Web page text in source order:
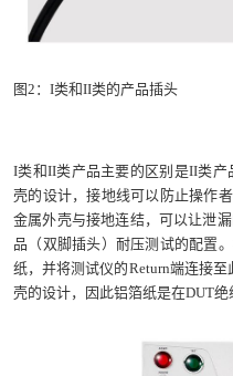
图2：I类和II类的产品插头
I类和II类产品主要的区别是II类
壳的设计，接地线可以防止操作
金属外壳与接地连结，可以让泄
品（双脚插头）耐压测试的配置
纸，并将测试仪的Return端连接
壳的设计，因此铝箔纸是在DUT绝